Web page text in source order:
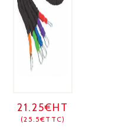
21.25€HT
(25.5€TTC)